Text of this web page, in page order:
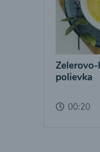
polievka
00:20